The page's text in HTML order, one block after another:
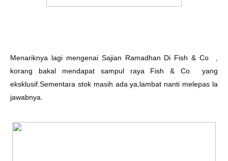
Menariknya lagi mengenai Sajian Ramadhan Di Fish & Co ,
korang bakal mendapat sampul raya Fish & Co yang
eksklusif.Sementara stok masih ada ya,lambat nanti melepas la
jawabnya.